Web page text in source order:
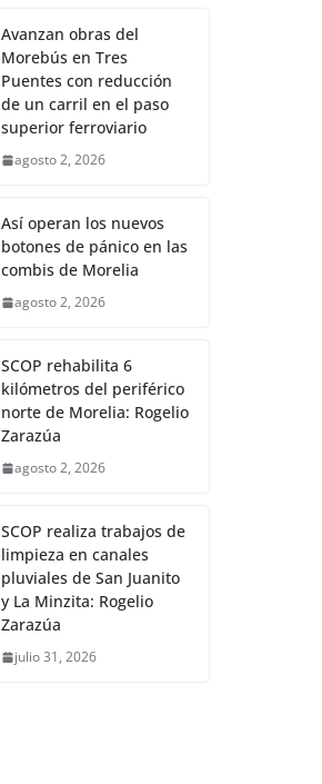
Avanzan obras del
Morebús en Tres
Puentes con reducción
de un carril en el paso
superior ferroviario
agosto 2, 2026
Así operan los nuevos
botones de pánico en las
combis de Morelia
agosto 2, 2026
SCOP rehabilita 6
kilómetros del periférico
norte de Morelia: Rogelio
Zarazúa
agosto 2, 2026
SCOP realiza trabajos de
limpieza en canales
pluviales de San Juanito
y La Minzita: Rogelio
Zarazúa
julio 31, 2026